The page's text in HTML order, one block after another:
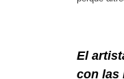
El
con las